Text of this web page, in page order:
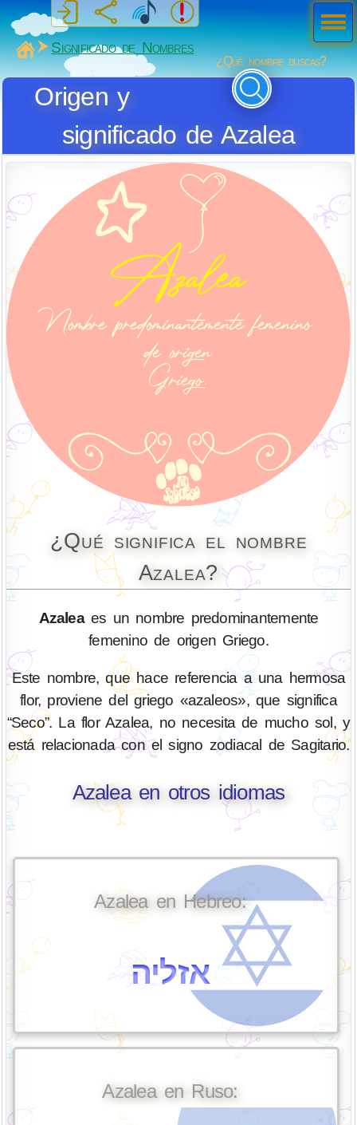
MiSabueso
Significado de Nombres
¿Qué nombre buscas?
Origen y
significado de Azalea
¿Qué significa el nombre
Azalea?
Azaleaes un nombre predominantemente
femenino de origen Griego.
Este nombre, que hace referencia a una hermosa
flor, proviene del griego «azaleos», que significa
“Seco”. La flor Azalea, no necesita de mucho sol, y
está relacionada con el signo zodiacal de Sagitario.
Azalea en otros idiomas
Azalea en Hebreo:
אזליה
Azalea en Ruso:
Men
ú